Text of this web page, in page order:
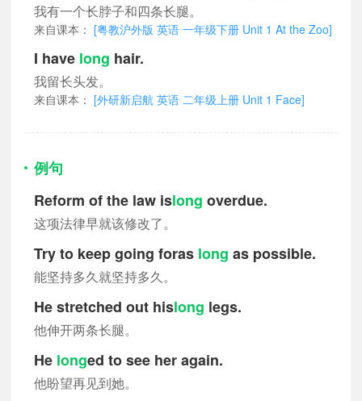
我有一个长脖子和四条长腿。
来自课本： [粤教沪外版 英语 一年级下册 Unit 1 At the Zoo]
I have long hair.
我留长头发。
来自课本： [外研新启航 英语 二年级上册 Unit 1 Face]
例句
Reform of the law islong overdue.
这项法律早就该修改了。
Try to keep going foras long as possible.
能坚持多久就坚持多久。
He stretched out hislong legs.
他伸开两条长腿。
He longed to see her again.
他盼望再见到她。